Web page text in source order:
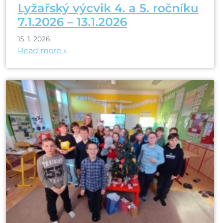
Lyžařský výcvik 4. a 5. ročníku
7.1.2026 – 13.1.2026
15. 1. 2026
Read more »